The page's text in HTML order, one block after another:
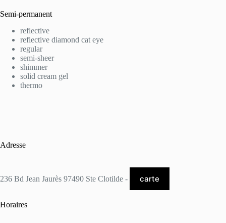
Semi-permanent
reflective
reflective diamond cat eye
regular
semi-sheer
shimmer
solid cream gel
thermo
Adresse
236 Bd Jean Jaurès 97490 Ste Clotilde - carte
Horaires